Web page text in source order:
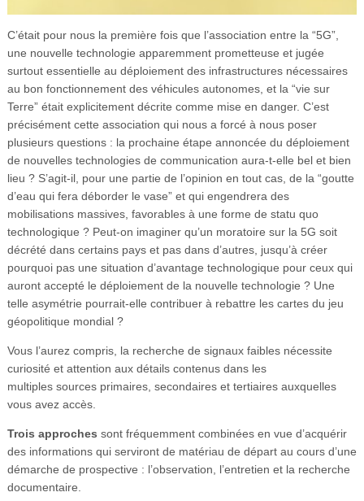
C’était pour nous la première fois que l’association entre la “5G”,
une nouvelle technologie apparemment prometteuse et jugée
surtout essentielle au déploiement des infrastructures nécessaires
au bon fonctionnement des véhicules autonomes, et la “vie sur
Terre” était explicitement décrite comme mise en danger. C’est
précisément cette association qui nous a forcé à nous poser
plusieurs questions : la prochaine étape annoncée du déploiement
de nouvelles technologies de communication aura-t-elle bel et bien
lieu ? S’agit-il, pour une partie de l’opinion en tout cas, de la “goutte
d’eau qui fera déborder le vase” et qui engendrera des
mobilisations massives, favorables à une forme de statu quo
technologique ? Peut-on imaginer qu’un moratoire sur la 5G soit
décrété dans certains pays et pas dans d’autres, jusqu’à créer
pourquoi pas une situation d’avantage technologique pour ceux qui
auront accepté le déploiement de la nouvelle technologie ? Une
telle asymétrie pourrait-elle contribuer à rebattre les cartes du jeu
géopolitique mondial ?
Vous l’aurez compris, la recherche de signaux faibles nécessite
curiosité et attention aux détails contenus dans les
multiples sources primaires, secondaires et tertiaires auxquelles
vous avez accès.
Trois approches sont fréquemment combinées en vue d’acquérir
des informations qui serviront de matériau de départ au cours d’une
démarche de prospective : l’observation, l’entretien et la recherche
documentaire.